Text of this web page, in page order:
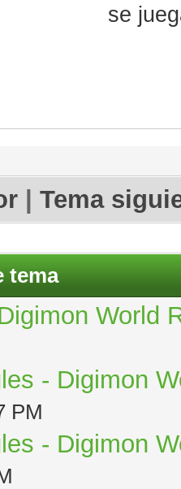
se
Tema
tema
World
- Digimon
PM
- Digimon